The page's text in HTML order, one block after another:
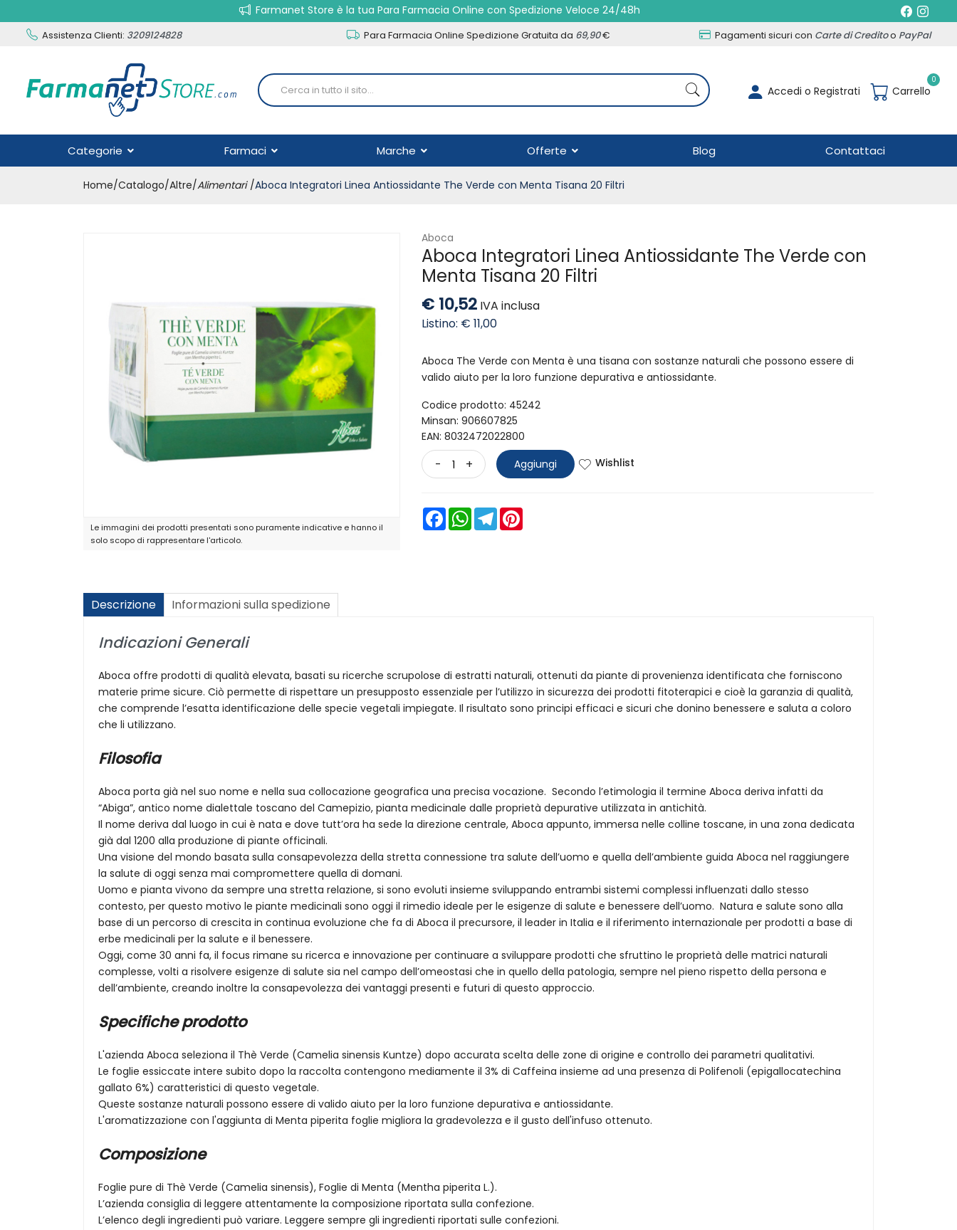
Farmanet Store è la tua Para Farmacia Online con Spedizione Veloce 24/48h
Assistenza Clienti: 3209124828 Para Farmacia Online Spedizione Gratuita da 69,90€ Pagamenti sicuri con Carte di Creditoo PayPal
Accedi o Registrati Carrello
0
Categorie Farmaci Marche Offerte Blog Contattaci
Home Catalogo/Altre/Alimentari Aboca Integratori Linea Antiossidante The Verde con Menta Tisana 20 Filtri
Le immagini dei prodotti presentati sono puramente indicative e hanno il
solo scopo di rappresentare l'articolo.
Aboca
Aboca Integratori Linea Antiossidante The Verde con
Menta Tisana 20 Filtri
€ 10,52 IVA inclusa
Listino: € 11,00
Aboca The Verde con Menta è una tisana con sostanze naturali che possono essere di
valido aiuto per la loro funzione depurativa e antiossidante.
Codice prodotto: 45242
Minsan: 906607825
EAN: 8032472022800
- + Aggiungi Wishlist
FacebookWhatsAppTelegram
Descrizione Informazioni sulla spedizione
Indicazioni Generali
Aboca offre prodotti di qualità elevata, basati su ricerche scrupolose di estratti naturali, ottenuti da piante di provenienza identificata che forniscono
materie prime sicure. Ciò permette di rispettare un presupposto essenziale per l’utilizzo in sicurezza dei prodotti fitoterapici e cioè la garanzia di qualità,
che comprende l’esatta identificazione delle specie vegetali impiegate. Il risultato sono principi efficaci e sicuri che donino benessere e saluta a coloro
che li utilizzano.
Filosofia
Aboca porta già nel suo nome e nella sua collocazione geografica una precisa vocazione. Secondo l’etimologia il termine Aboca deriva infatti da
“Abiga”, antico nome dialettale toscano del Camepizio, pianta medicinale dalle proprietà depurative utilizzata in antichità.
Il nome deriva dal luogo in cui è nata e dove tutt’ora ha sede la direzione centrale, Aboca appunto, immersa nelle colline toscane, in una zona dedicata
già dal 1200 alla produzione di piante officinali.
Una visione del mondo basata sulla consapevolezza della stretta connessione tra salute dell’uomo e quella dell’ambiente guida Aboca nel raggiungere
la salute di oggi senza mai compromettere quella di domani.
Uomo e pianta vivono da sempre una stretta relazione, si sono evoluti insieme sviluppando entrambi sistemi complessi influenzati dallo stesso
contesto, per questo motivo le piante medicinali sono oggi il rimedio ideale per le esigenze di salute e benessere dell’uomo. Natura e salute sono alla
base di un percorso di crescita in continua evoluzione che fa di Aboca il precursore, il leader in Italia e il riferimento internazionale per prodotti a base di
erbe medicinali per la salute e il benessere.
Oggi, come 30 anni fa, il focus rimane su ricerca e innovazione per continuare a sviluppare prodotti che sfruttino le proprietà delle matrici naturali
complesse, volti a risolvere esigenze di salute sia nel campo dell’omeostasi che in quello della patologia, sempre nel pieno rispetto della persona e
dell’ambiente, creando inoltre la consapevolezza dei vantaggi presenti e futuri di questo approccio.
Specifiche prodotto
L'azienda Aboca seleziona il Thè Verde (Camelia sinensis Kuntze) dopo accurata scelta delle zone di origine e controllo dei parametri qualitativi.
Le foglie essiccate intere subito dopo la raccolta contengono mediamente il 3% di Caffeina insieme ad una presenza di Polifenoli (epigallocatechina
gallato 6%) caratteristici di questo vegetale.
Queste sostanze naturali possono essere di valido aiuto per la loro funzione depurativa e antiossidante.
L'aromatizzazione con l'aggiunta di Menta piperita foglie migliora la gradevolezza e il gusto dell'infuso ottenuto.
Composizione
Foglie pure di Thè Verde (Camelia sinensis), Foglie di Menta (Mentha piperita L.).
L’azienda consiglia di leggere attentamente la composizione riportata sulla confezione.
L’elenco degli ingredienti può variare. Leggere sempre gli ingredienti riportati sulle confezioni.